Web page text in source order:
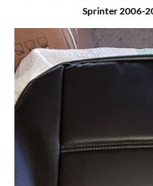
Sprinter 2006-